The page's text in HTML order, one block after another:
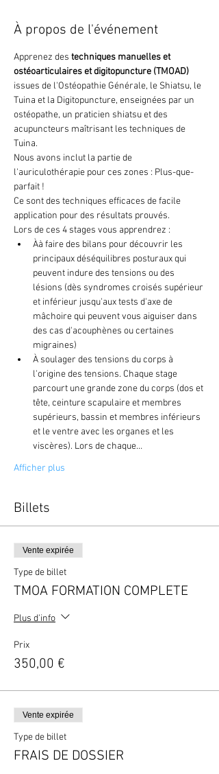
À propos de l'événement
Apprenez des techniques manuelles et
ostéoarticulaires et digitopuncture (TMOAD)
issues de l'Ostéopathie Générale, le Shiatsu, le
Tuina et la Digitopuncture, enseignées par un
ostéopathe, un praticien shiatsu et des
acupuncteurs maîtrisant les techniques de
Tuina.
Nous avons inclut la partie de
l'auriculothérapie pour ces zones : Plus-que-
parfait !
Ce sont des techniques efficaces de facile
application pour des résultats prouvés.
Lors de ces 4 stages vous apprendrez :
Àà faire des bilans pour découvrir les
principaux déséquilibres posturaux qui
peuvent indure des tensions ou des
lésions (dès syndromes croisés supérieur
et inférieur jusqu'aux tests d'axe de
mâchoire qui peuvent vous aiguiser dans
des cas d'acouphènes ou certaines
migraines)
À soulager des tensions du corps à
l'origine des tensions. Chaque stage
parcourt une grande zone du corps (dos et
tête, ceinture scapulaire et membres
supérieurs, bassin et membres inférieurs
et le ventre avec les organes et les
viscères). Lors de chaque…
Afficher plus
Billets
Vente expirée
Type de billet
TMOA FORMATION COMPLETE
Plus d'info
Prix
350,00 €
Vente expirée
Type de billet
FRAIS DE DOSSIER